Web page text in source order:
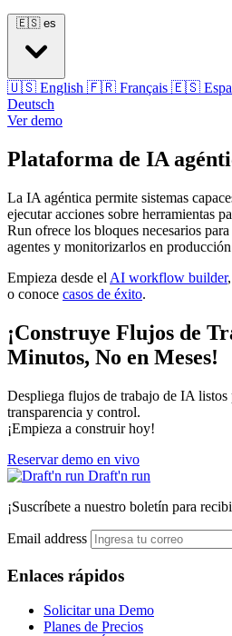
🇪🇸 es
🇺🇸 English 🇫🇷 Français 🇪🇸
Deutsch
Ver demo
Plataforma de IA
La IA agéntica permite sistemas
ejecutar acciones sobre herramientas
Run ofrece los bloques necesarios
agentes y monitorizarlos en
Empieza desde el AI workflow builder
o conoce casos de éxito.
¡Construye Flujos de
Minutos, No en Meses!
Despliega flujos de trabajo de IA
transparencia y control.
¡Empieza a construir hoy!
Reservar demo en vivo
Draft'n run
¡Suscríbete a nuestro boletín para
Email address
Enlaces rápidos
Solicitar una Demo
Planes de Precios